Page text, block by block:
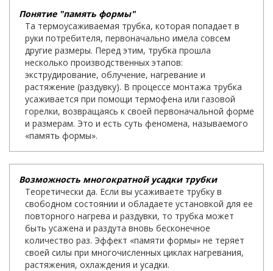
Понятие "память формы"
Та термоусаживаемая трубка, которая попадает в
руки потребителя, первоначально имела совсем
другие размеры. Перед этим, трубка прошла
несколько производственных этапов:
экструдирование, облучение, нагревание и
растяжение (раздувку). В процессе монтажа трубка
усаживается при помощи термофена или газовой
горелки, возвращаясь к своей первоначальной форме
и размерам. Это и есть суть феномена, называемого
«память формы».
Возможность многократной усадки трубки
Теоретически да. Если вы усаживаете трубку в
свободном состоянии и обладаете установкой для ее
повторного нагрева и раздувки, то трубка может
быть усажена и раздута вновь бесконечное
количество раз. Эффект «памяти формы» не теряет
своей силы при многочисленных циклах нагревания,
растяжения, охлаждения и усадки.